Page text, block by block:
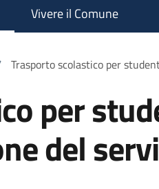
Vivere il Comune
Trasporto scolastico per
per
del